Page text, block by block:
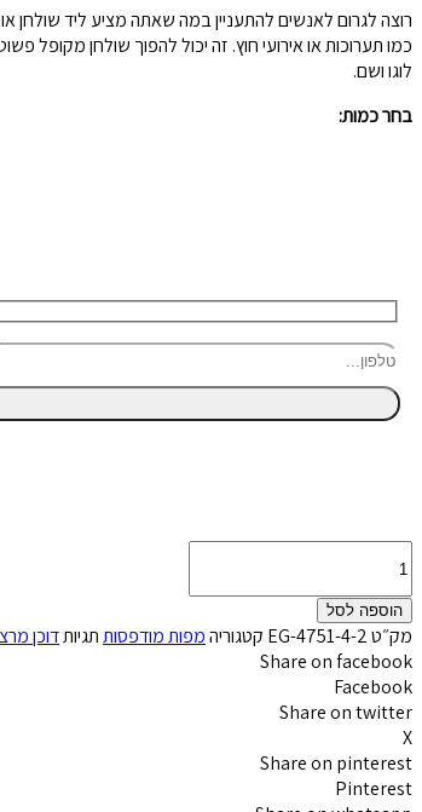
רוצה לגרום לאנשים להתעניין במה שאתה מציע ליד שולחן
כמו תערוכות או אירועי חוץ. זה יכול להפוך שולחן
לוגו ושם.
בחר כמות:
של
שולחן
בר
עגול
כולל
מפה
מודפסת
הוספה לסל
מק״טEG-4751-4-2 קטגוריהמפות מודפסותתגיותדוכן
Share on facebook
Facebook
Share on twitter
X
Share on pinterest
Pinterest